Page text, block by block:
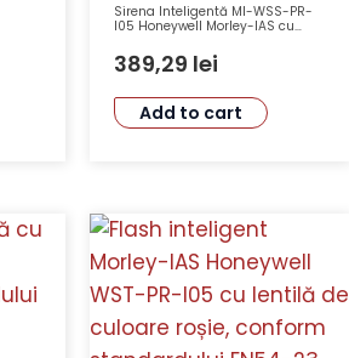
Sirena Inteligentă MI-WSS-PR-
I05 Honeywell Morley-IAS cu
dB(A)
389,29 lei
Add to cart